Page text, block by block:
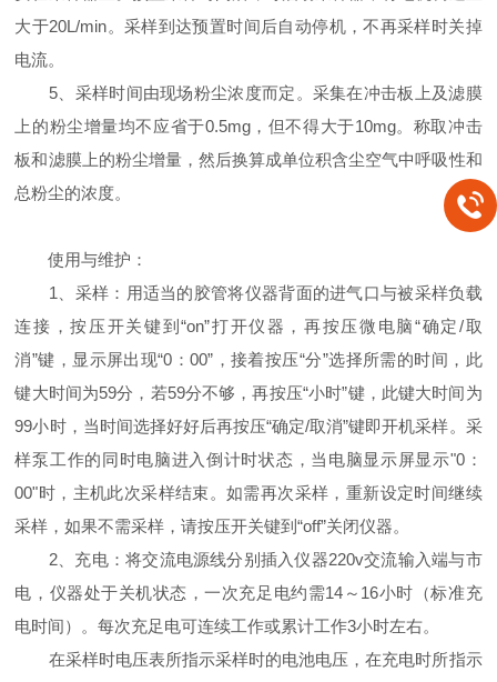
大于20L/min。采样到达预置时间后自动停机，不再采样时关掉
电流。
5、采样时间由现场粉尘浓度而定。采集在冲击板上及滤膜
上的粉尘增量均不应省于0.5mg，但不得大于10mg。称取冲击
板和滤膜上的粉尘增量，然后换算成单位积含尘空气中呼吸性和
总粉尘的浓度。
使用与维护：
1、采样：用适当的胶管将仪器背面的进气口与被采样负载
连接，按压开关键到“on”打开仪器，再按压微电脑“确定/取
消”键，显示屏出现“0：00”，接着按压“分”选择所需的时间，此
键大时间为59分，若59分不够，再按压“小时”键，此键大时间为
99小时，当时间选择好好后再按压“确定/取消”键即开机采样。采
样泵工作的同时电脑进入倒计时状态，当电脑显示屏显示"0：
00"时，主机此次采样结束。如需再次采样，重新设定时间继续
采样，如果不需采样，请按压开关键到“off”关闭仪器。
2、充电：将交流电源线分别插入仪器220v交流输入端与市
电，仪器处于关机状态，一次充足电约需14～16小时（标准充
电时间）。每次充足电可连续工作或累计工作3小时左右。
在采样时电压表所指示采样时的电池电压，在充电时所指示